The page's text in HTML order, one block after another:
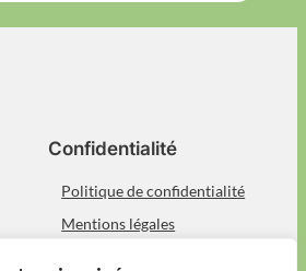
Confidentialité
Politique de confidentialité
Mentions légales